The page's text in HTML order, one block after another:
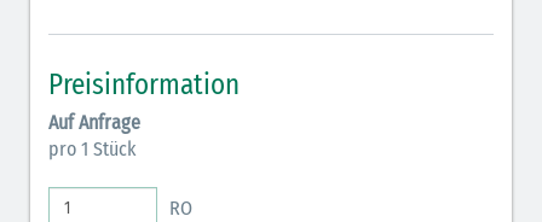
Preisinformation
Auf Anfrage
pro 1 Stück
RO